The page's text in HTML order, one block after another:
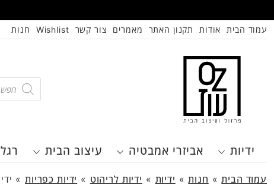
ידיות אביזרי אמבטיה עיצוב הבית
search
עמוד הבית אודות תקנון האתר מאמרים צור קשר Wishlist חנות
עמוד הבית» חנות» ידיות » ידיות לריהוט » ידיות כפריות»